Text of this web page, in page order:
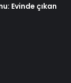
Evinde çıkan